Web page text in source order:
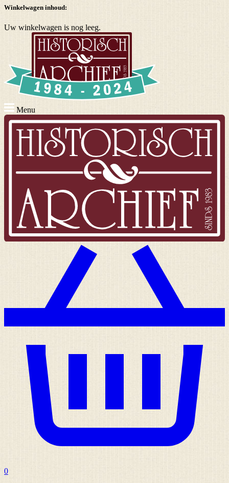
Winkelwagen inhoud:
Uw winkelwagen is nog leeg.
Menu
0